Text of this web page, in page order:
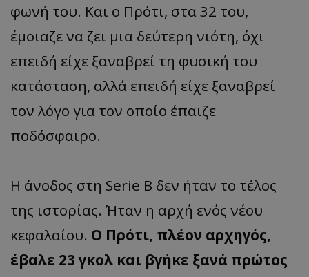
φωνή του. Και ο Πρότι, στα 32 του,
έμοιαζε να ζει μια δεύτερη νιότη, όχι
επειδή είχε ξαναβρεί τη φυσική του
κατάσταση, αλλά επειδή είχε ξαναβρεί
τον λόγο για τον οποίο έπαιζε
ποδόσφαιρο.
Η άνοδος στη Serie B δεν ήταν το τέλος
της ιστορίας. Ήταν η αρχή ενός νέου
κεφαλαίου. Ο Πρότι, πλέον αρχηγός,
έβαλε 23 γκολ και βγήκε ξανά πρώτος